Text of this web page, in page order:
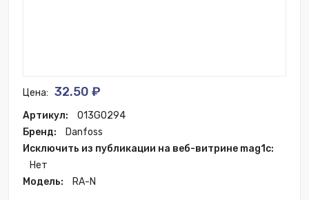
Цена: 32.50 ₽
Артикул:
013G0294
Бренд:
Danfoss
Исключить из публикации на веб-витрине mag1c:
Нет
Модель:
RA-N